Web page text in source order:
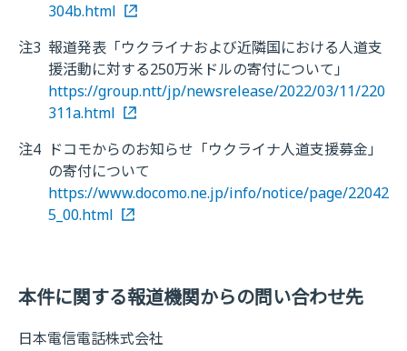
304b.html
注3 報道発表「ウクライナおよび近隣国における人道支
援活動に対する250万米ドルの寄付について」
https://group.ntt/jp/newsrelease/2022/03/11/220
311a.html
注4 ドコモからのお知らせ「ウクライナ人道支援募金」
の寄付について
https://www.docomo.ne.jp/info/notice/page/22042
5_00.html
本件に関する報道機関からの問い合わせ先
日本電信電話株式会社